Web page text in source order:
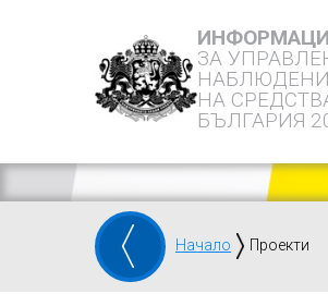
ЗА
НА
БЪЛГАРИЯ
Начало Проекти